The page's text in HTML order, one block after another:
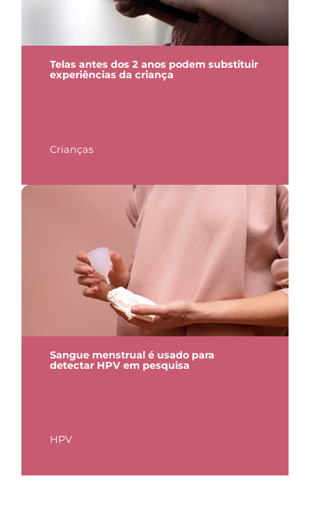
Telas antes dos 2 anos podem substituir
experiências da criança
Crianças
Sangue menstrual é usado para
detectar HPV em pesquisa
HPV